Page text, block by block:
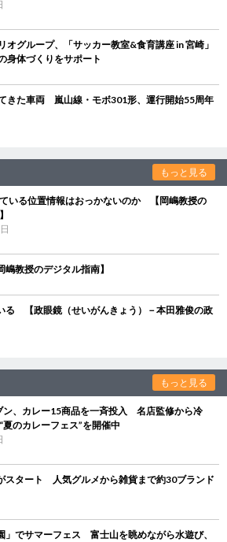
オグループ、「サッカー教室&食育講座 in 宮崎」
体づくりをサポート
きた車両 嵐山線・モボ301形、運行開始55周年
もっと見る
いる位置情報はおっかないのか 【岡嶋教授の
教授のデジタル指南】
る 【政眼鏡（せいがんきょう）－本田雅俊の政
もっと見る
ン、カレー15商品を一斉投入 名店監修から冷
夏のカレーフェス”を開催中
スタート 人気グルメから雑貨まで約30ブランド
」でサマーフェス 富士山を眺めながら水遊び、